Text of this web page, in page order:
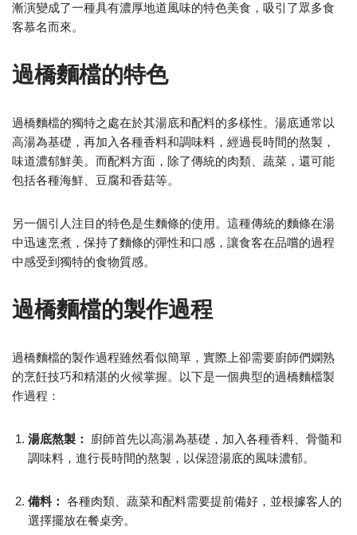
漸演變成了一種具有濃厚地道風味的特色美食，吸引了眾多食
客慕名而來。
過橋麵檔的特色
過橋麵檔的獨特之處在於其湯底和配料的多樣性。湯底通常以
高湯為基礎，再加入各種香料和調味料，經過長時間的熬製，
味道濃郁鮮美。而配料方面，除了傳統的肉類、蔬菜，還可能
包括各種海鮮、豆腐和香菇等。
另一個引人注目的特色是生麵條的使用。這種傳統的麵條在湯
中迅速烹煮，保持了麵條的彈性和口感，讓食客在品嚐的過程
中感受到獨特的食物質感。
過橋麵檔的製作過程
過橋麵檔的製作過程雖然看似簡單，實際上卻需要廚師們嫻熟
的烹飪技巧和精湛的火候掌握。以下是一個典型的過橋麵檔製
作過程：
湯底熬製：
廚師首先以高湯為基礎，加入各種香料、骨髓和
調味料，進行長時間的熬製，以保證湯底的風味濃郁。
備料： 各種肉類、蔬菜和配料需要提前備好，並根據客人的
選擇擺放在餐桌旁。